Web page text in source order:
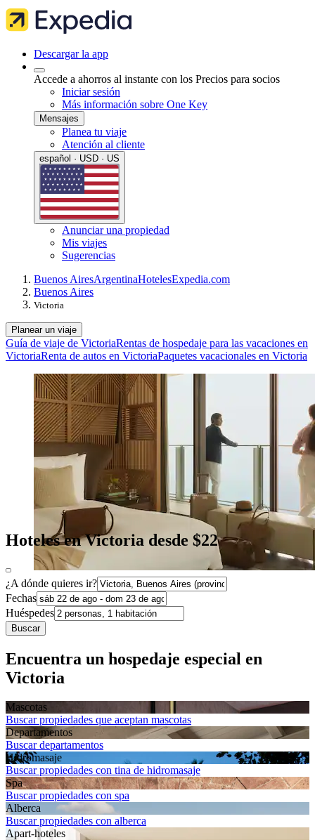
Descargar la app
Accede a ahorros al instante con los Precios para socios
Iniciar sesión
Más información sobre One Key
Mensajes
Planea tu viaje
Atención al cliente
español · USD · US
Anunciar una propiedad
Mis viajes
Sugerencias
Buenos AiresArgentinaHotelesExpedia.com
Buenos Aires
Victoria
Planear un viaje
Guía de viaje de VictoriaRentas de hospedaje para las vacaciones en
VictoriaRenta de autos en VictoriaPaquetes vacacionales en Victoria
Hoteles en Victoria desde $22
¿A dónde quieres ir?
Fechas
Huéspedes
Buscar
Encuentra un hospedaje especial en
Victoria
Mascotas
Buscar propiedades que aceptan mascotas
Departa­mentos
Buscar departamentos
Hidromasaje
Buscar propiedades con tina de hidromasaje
Spa
Buscar propiedades con spa
Alberca
Buscar propiedades con alberca
Apart-hoteles